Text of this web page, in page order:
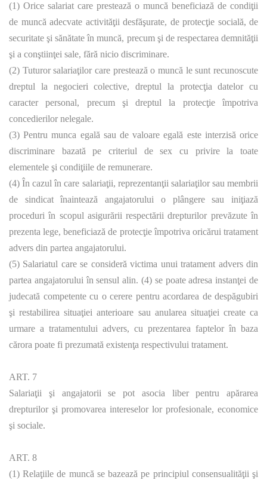
(1) Orice salariat care prestează o muncă beneficiază de condiţii
de muncă adecvate activităţii desfăşurate, de protecţie socială, de
securitate şi sănătate în muncă, precum şi de respectarea demnităţii
şi a conştiinţei sale, fără nicio discriminare.
(2) Tuturor salariaţilor care prestează o muncă le sunt recunoscute
dreptul la negocieri colective, dreptul la protecţia datelor cu
caracter personal, precum şi dreptul la protecţie împotriva
concedierilor nelegale.
(3) Pentru munca egală sau de valoare egală este interzisă orice
discriminare bazată pe criteriul de sex cu privire la toate
elementele şi condiţiile de remunerare.
(4) În cazul în care salariaţii, reprezentanţii salariaţilor sau membrii
de sindicat înaintează angajatorului o plângere sau iniţiază
proceduri în scopul asigurării respectării drepturilor prevăzute în
prezenta lege, beneficiază de protecţie împotriva oricărui tratament
advers din partea angajatorului.
(5) Salariatul care se consideră victima unui tratament advers din
partea angajatorului în sensul alin. (4) se poate adresa instanţei de
judecată competente cu o cerere pentru acordarea de despăgubiri
şi restabilirea situaţiei anterioare sau anularea situaţiei create ca
urmare a tratamentului advers, cu prezentarea faptelor în baza
cărora poate fi prezumată existenţa respectivului tratament.
ART. 7
Salariaţii şi angajatorii se pot asocia liber pentru apărarea
drepturilor şi promovarea intereselor lor profesionale, economice
şi sociale.
ART. 8
(1) Relaţiile de muncă se bazează pe principiul consensualităţii şi